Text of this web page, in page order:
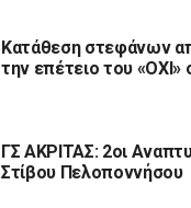
Κατάθεση στεφάνων
την επέτειο του «ΟΧΙ»
ΓΣ ΑΚΡΙΤΑΣ: 2οι
Στίβου Πελοποννήσου